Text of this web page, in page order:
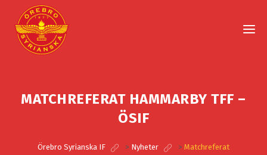
MATCHREFERAT HAMMARBY TFF –
ÖSIF
Örebro Syrianska IF > Nyheter > Matchreferat